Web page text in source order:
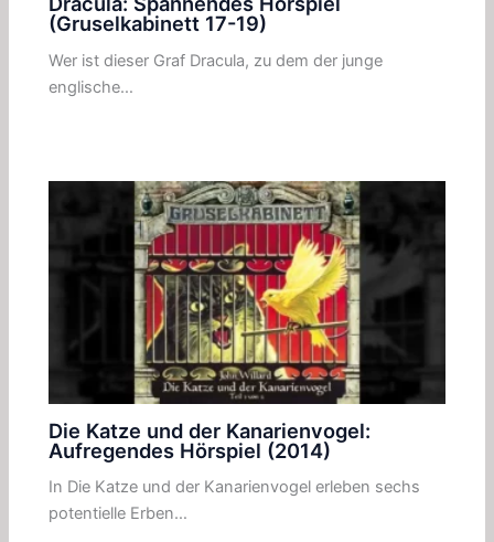
(Gruselkabinett 17-19)
Wer ist dieser Graf Dracula, zu dem der junge
englische…
Die Katze und der Kanarienvogel:
Aufregendes Hörspiel (2014)
In Die Katze und der Kanarienvogel erleben sechs
potentielle Erben…